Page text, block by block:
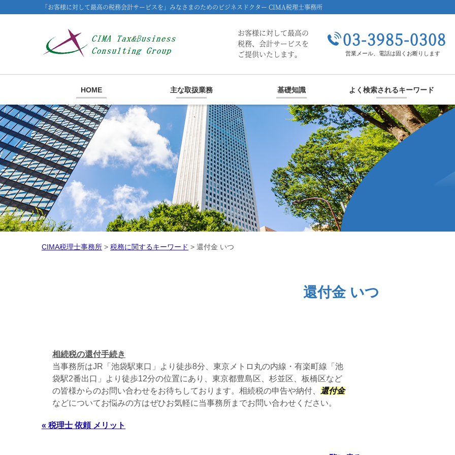
「お客様に対して最高の税務会計サービスを」みなさまのためのビジネスドクター CIMA税理士事務所
お客様に対して最高の
税務、会計サービスを
ご提供いたします。
03-3985-0308
営業メール、電話は固くお断りします
HOME 主な取扱業務 基礎知識 よく検索されるキーワード
CIMA税理士事務所 > 税務に関するキーワード > 還付金 いつ
還付金 いつ
相続税の還付手続き
当事務所はJR「池袋駅東口」より徒歩8分、東京メトロ丸の内線・有楽町線「池
袋駅2番出口」より徒歩12分の位置にあり、東京都豊島区、杉並区、板橋区など
の皆様からのお問い合わせをお待ちしております。相続税の申告や納付、
還付金
などについてお悩みの方はぜひお気軽に当事務所までお問い合わせください。
« 税理士 依頼 メリット